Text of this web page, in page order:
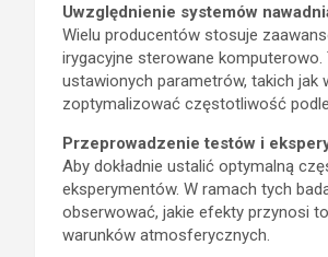
Uwzględnienie systemów
Wielu producentów stosuje
irygacyjne sterowane
ustawionych parametrów, takich jak
zoptymalizować częstotliwość
Przeprowadzenie testów i
Aby dokładnie ustalić optymalną
eksperymentów. W ramach tych
obserwować, jakie efekty przynosi
warunków atmosferycznych.